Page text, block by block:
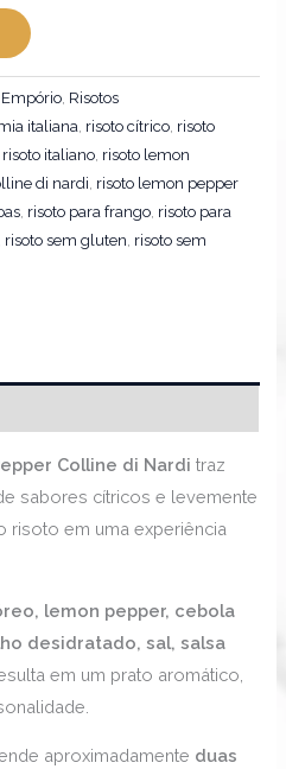
Empório, Risotos
italiana, risoto cítrico, risoto
risoto italiano, risoto lemon
di nardi, risoto lemon pepper
, risoto para frango, risoto para
risoto sem gluten, risoto sem
Colline di Nardi traz
sabores cítricos e levemente
risoto em uma experiência
lemon pepper, cebola
desidratado, sal, salsa
em um prato aromático,
aproximadamente duas